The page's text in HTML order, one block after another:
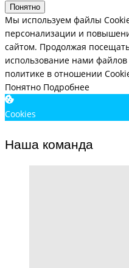
Понятно
Мы используем файлы
персонализации и
сайтом. Продолжая
использование нами файлов
политике в отношении
Понятно Подробнее
Cookies
Наша команда